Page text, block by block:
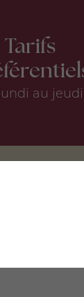
Tarifs
au jeudi